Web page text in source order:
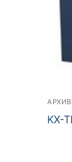
KX-